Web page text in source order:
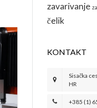
zavarivanje
čelik
KONTAKT
Sisačka
HR
+385 (1)